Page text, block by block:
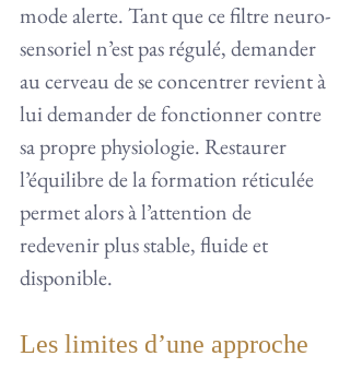
mode alerte. Tant que ce filtre neuro-
sensoriel n’est pas régulé, demander
au cerveau de se concentrer revient à
lui demander de fonctionner contre
sa propre physiologie. Restaurer
l’équilibre de la formation réticulée
permet alors à l’attention de
redevenir plus stable, fluide et
disponible.
Les limites d’une approche